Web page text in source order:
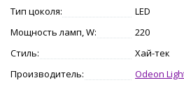
Тип цоколя:
LED
Мощность ламп, W:
220
Стиль:
Хай-тек
Производитель:
Odeon